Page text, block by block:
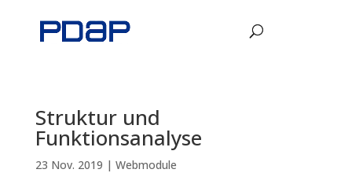
Struktur und
Funktionsanalyse
23 Nov. 2019 | Webmodule